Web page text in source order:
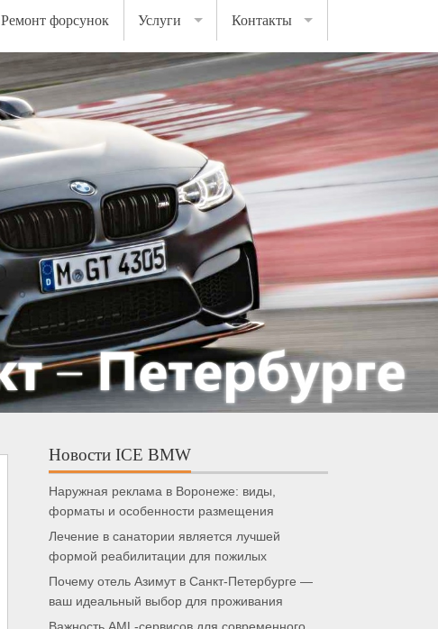
Ремонт форсунок Услуги Контакты
Новости ICE BMW
Наружная реклама в Воронеже: виды,
форматы и особенности размещения
Лечение в санатории является лучшей
формой реабилитации для пожилых
Почему отель Азимут в Санкт-Петербурге —
ваш идеальный выбор для проживания